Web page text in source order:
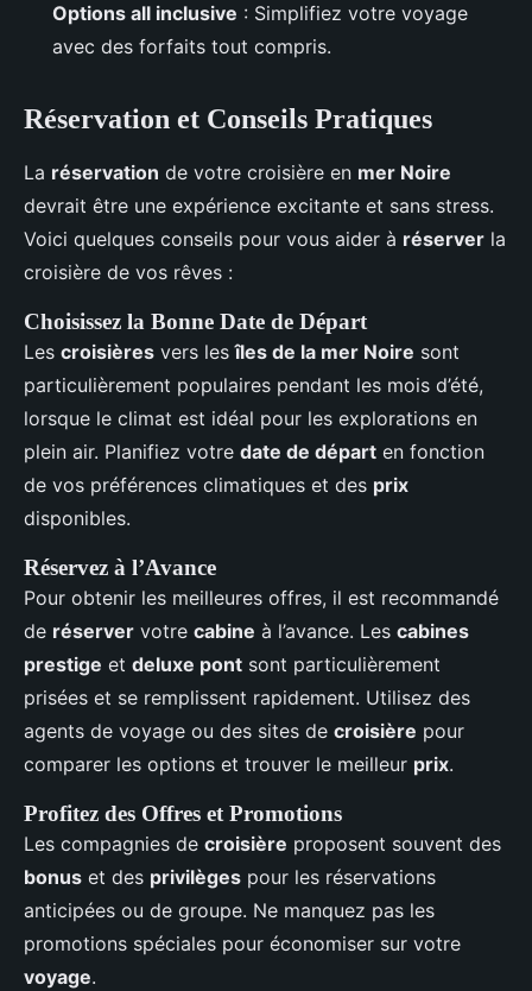
Options all inclusive : Simplifiez votre voyage
avec des forfaits tout compris.
Réservation et Conseils Pratiques
La réservation de votre croisière en mer Noire
devrait être une expérience excitante et sans stress.
Voici quelques conseils pour vous aider à réserver la
croisière de vos rêves :
Choisissez la Bonne Date de Départ
Les croisières vers lesîles de la mer Noire sont
particulièrement populaires pendant les mois d’été,
lorsque le climat est idéal pour les explorations en
plein air. Planifiez votre date de départ en fonction
de vos préférences climatiques et des prix
disponibles.
Réservez à l’Avance
Pour obtenir les meilleures offres, il est recommandé
de réserver votre cabine à l’avance. Les cabines
prestige et deluxe pont sont particulièrement
prisées et se remplissent rapidement. Utilisez des
agents de voyage ou des sites de croisière pour
comparer les options et trouver le meilleur prix.
Profitez des Offres et Promotions
Les compagnies de croisière proposent souvent des
bonus et des privilèges pour les réservations
anticipées ou de groupe. Ne manquez pas les
promotions spéciales pour économiser sur votre
voyage.